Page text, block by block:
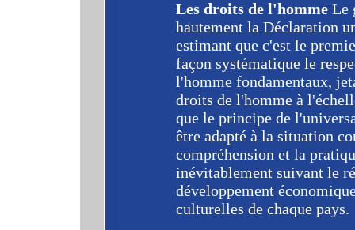
Les droits de l'homme Le
hautement la Déclaration
estimant que c'est le
façon systématique le
l'homme fondamentaux,
droits de l'homme à
que le principe de
être adapté à la situation
compréhension et la
inévitablement suivant le
développement
culturelles de chaque pays.